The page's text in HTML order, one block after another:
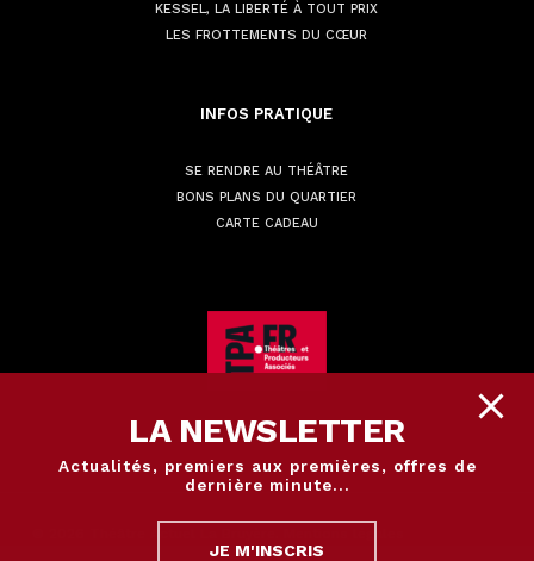
KESSEL, LA LIBERTÉ À TOUT PRIX
LES FROTTEMENTS DU CŒUR
INFOS PRATIQUE
SE RENDRE AU THÉÂTRE
BONS PLANS DU QUARTIER
CARTE CADEAU
LA NEWSLETTER
Actualités, premiers aux premières, offres de
dernière minute...
JE M'INSCRIS